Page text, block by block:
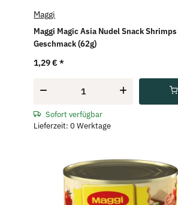
Maggi
Maggi Magic Asia Nudel Snack Shrimps
Geschmack (62g)
1,29 €*
Sofort verfügbar
Lieferzeit: 0 Werktage